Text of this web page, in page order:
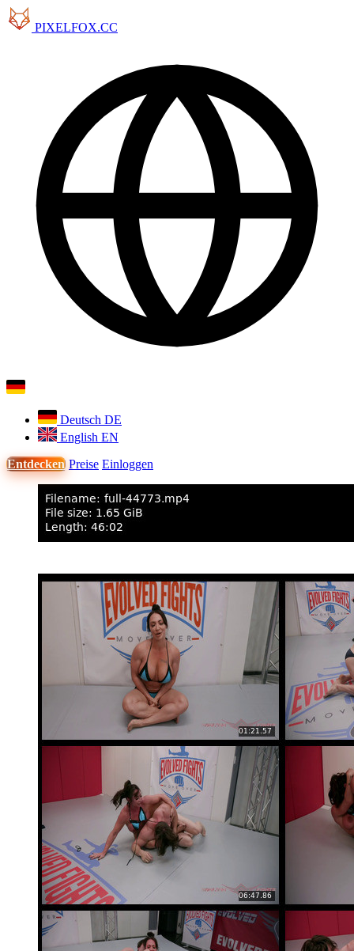
PIXELFOX.CC
Deutsch DE
English EN
Entdecken Preise Einloggen